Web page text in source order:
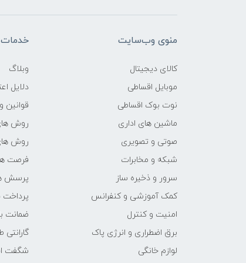
حافظه دستگاه
پردازنده ی گرافیکی
سازنده پردازنده گرافیکی
گرافیکی
مشخصات صفحه نمایش
منوی وب‌سایت
کالای دیجیتال
موبایل اقساطی
نوت بوک اقساطی
ماشین های اداری
صوتی و تصویری
شبکه و مخابرات
سرور و ذخیره ساز
کمک آموزشی و کنفرانس
امنیت و کنترل
برق اضطراری و انرژی پاک
لوازم خانگی
وبلاگ
دلایل
قوانین
روش
روش
فرصت
پرسش
ضمانت
گارانتی
شگفت